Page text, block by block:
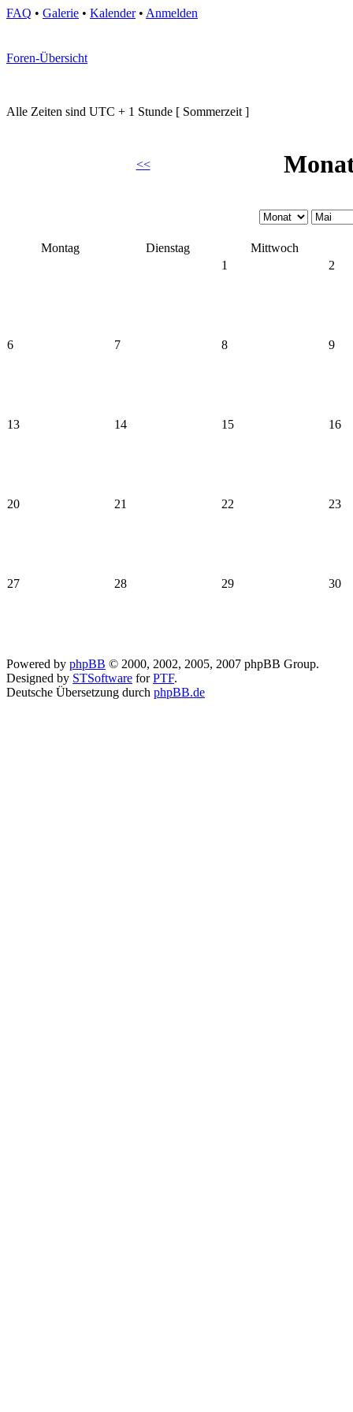
FAQ • Galerie • Kalender• Anmelden
Foren-Übersicht
Alle Zeiten sind UTC + 1 Stunde [ Sommerzeit ]
<<
Montag Dienstag
Mittwoch
1
2
6 7 8 9
13 14 15 16
20 21 22 23
27 28 29 30
Powered by phpBB © 2000, 2002, 2005, 2007 phpBB Group.
Designed by STSoftware forPTF.
Deutsche Übersetzung durch phpBB.de